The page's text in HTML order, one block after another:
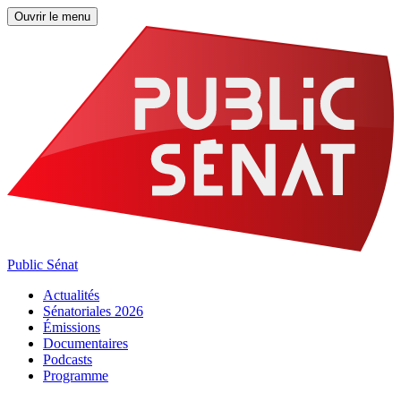
Ouvrir le menu
Public Sénat
Actualités
Sénatoriales 2026
Émissions
Documentaires
Podcasts
Programme